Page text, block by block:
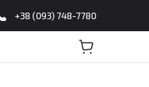
+38 (093) 748-7780